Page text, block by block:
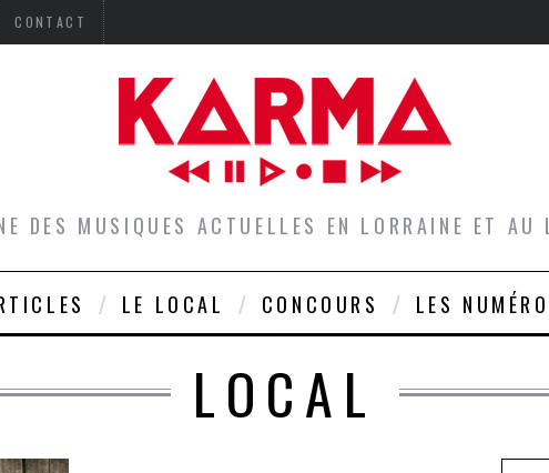
CONTACT
DES MUSIQUES ACTUELLES EN LORRAINE ET AU
LE LOCAL CONCOURS LES
LOCAL